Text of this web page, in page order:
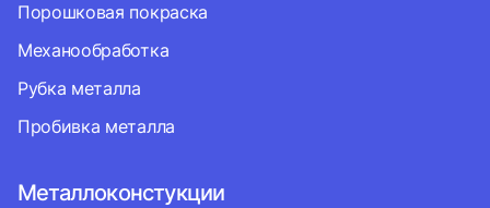
Порошковая покраска
Механообработка
Рубка металла
Пробивка металла
Металлоконстукции